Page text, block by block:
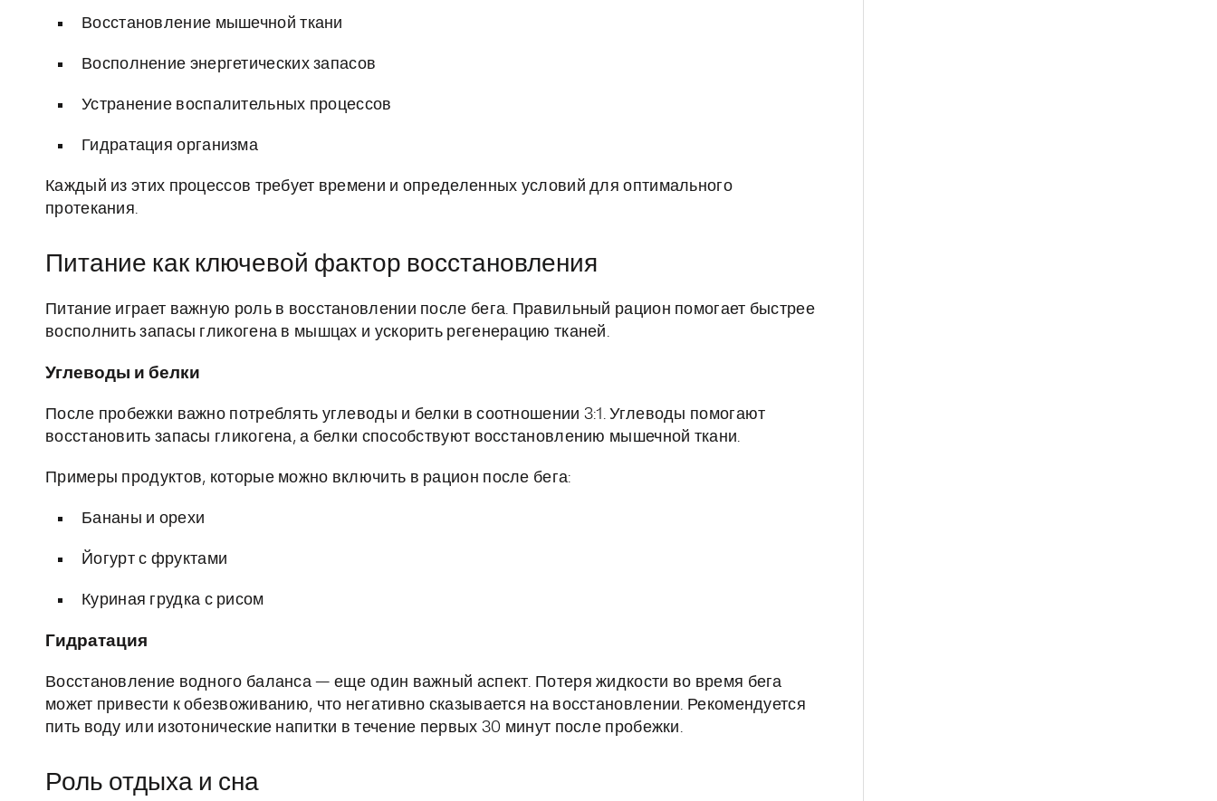
Восстановление мышечной ткани
Восполнение энергетических запасов
Устранение воспалительных процессов
Гидратация организма
Каждый из этих процессов требует времени и определенных условий для оптимального
протекания.
Питание как ключевой фактор восстановления
Питание играет важную роль в восстановлении после бега. Правильный рацион помогает быстрее
восполнить запасы гликогена в мышцах и ускорить регенерацию тканей.
Углеводы и белки
После пробежки важно потреблять углеводы и белки в соотношении 3:1. Углеводы помогают
восстановить запасы гликогена, а белки способствуют восстановлению мышечной ткани.
Примеры продуктов, которые можно включить в рацион после бега:
Бананы и орехи
Йогурт с фруктами
Куриная грудка с рисом
Гидратация
Восстановление водного баланса — еще один важный аспект. Потеря жидкости во время бега
может привести к обезвоживанию, что негативно сказывается на восстановлении. Рекомендуется
пить воду или изотонические напитки в течение первых 30 минут после пробежки.
Роль отдыха и сна